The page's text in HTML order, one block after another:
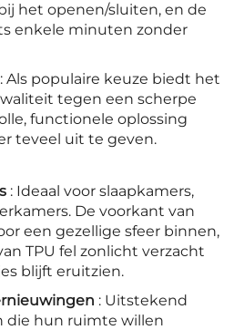
het openen/sluiten, en de
enkele minuten zonder
: Als populaire keuze biedt het
tegen een scherpe
functionele oplossing
teveel uit te geven.
: Ideaal voor slaapkamers,
De voorkant van
een gezellige sfeer binnen,
TPU fel zonlicht verzacht
blijft eruitzien.
: Uitstekend
die hun ruimte willen